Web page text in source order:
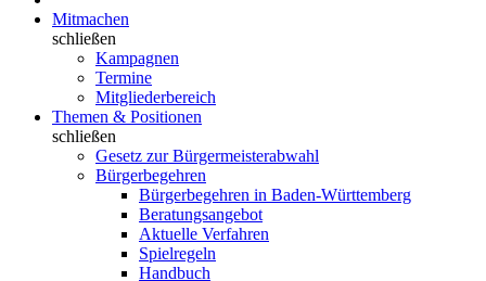
Mitmachen
schließen
Kampagnen
Termine
Mitgliederbereich
Themen & Positionen
schließen
Gesetz zur Bürgermeisterabwahl
Bürgerbegehren
Bürgerbegehren in Baden-Württemberg
Beratungsangebot
Aktuelle Verfahren
Spielregeln
Handbuch